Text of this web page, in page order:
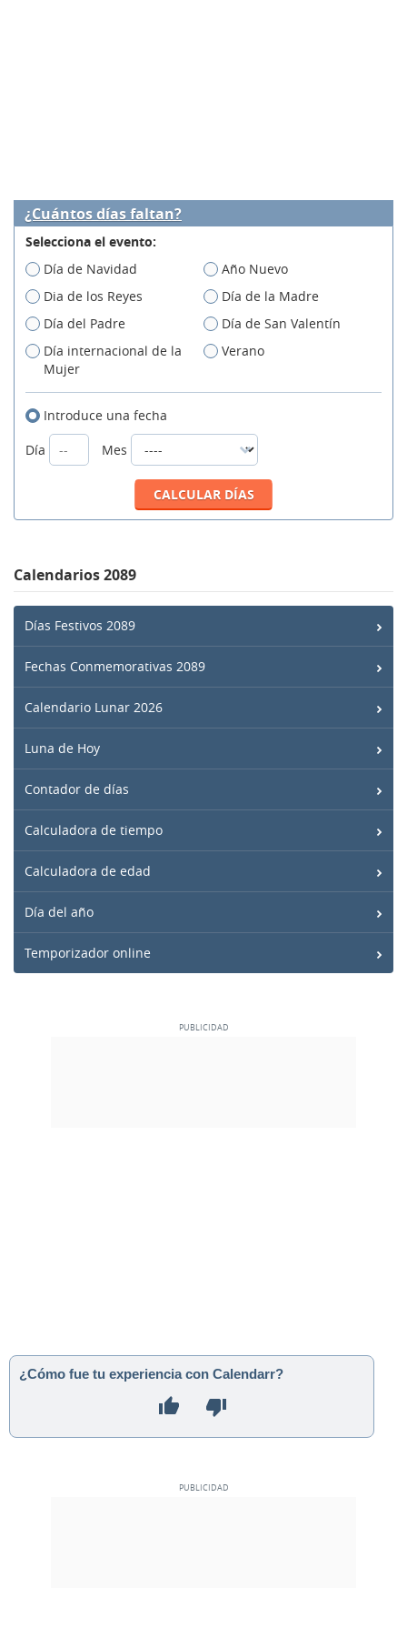
¿Cuántos días faltan?
Selecciona el evento:
Día de Navidad
Año Nuevo
Dia de los Reyes
Día de la Madre
Día del Padre
Día de San Valentín
Día internacional de la
Mujer
Verano
Introduce una fecha
Día
Mes
Calendarios 2089
Días Festivos 2089
Fechas Conmemorativas 2089
Calendario Lunar 2026
Luna de Hoy
Contador de días
Calculadora de tiempo
Calculadora de edad
Día del año
Temporizador online
¿Cómo fue tu experiencia con Calendarr?